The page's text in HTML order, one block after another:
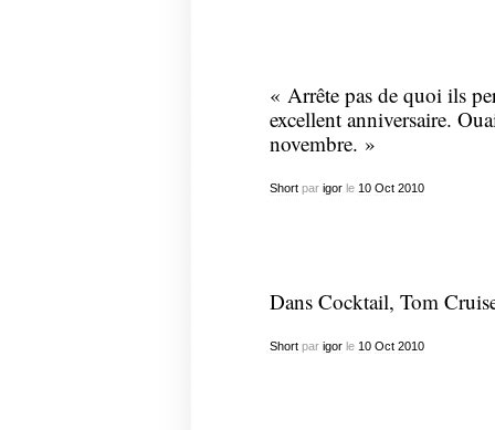
« Arrête pas de quoi ils
excellent anniversaire.
novembre. »
Shortpar igorle 10 Oct 2010
Dans Cocktail, Tom
Shortpar igorle 10 Oct 2010